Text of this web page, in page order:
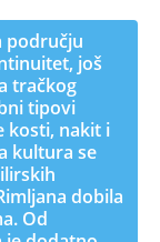
području
još
tračkog
tipovi
kosti, nakit i
kultura se
dobila
Od